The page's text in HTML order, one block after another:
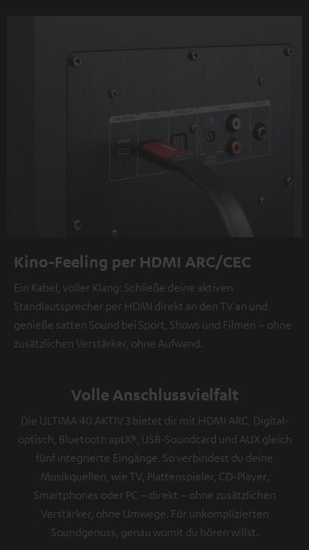
Kino-Feeling per HDMI ARC/CEC
Ein Kabel, voller Klang: Schließe deine aktiven
Standlautsprecher per HDMI direkt an den TV an und
genieße satten Sound bei Sport, Shows und Filmen – ohne
zusätzlichen Verstärker, ohne Aufwand.
Volle Anschlussvielfalt
Die ULTIMA 40 AKTIV 3 bietet dir mit HDMI ARC, Digital-
optisch, Bluetooth aptX®, USB-Soundcard und AUX gleich
fünf integrierte Eingänge. So verbindest du deine
Musikquellen, wie TV, Plattenspieler, CD-Player,
Smartphones oder PC – direkt – ohne zusätzlichen
Verstärker, ohne Umwege. Für unkomplizierten
Soundgenuss, genau womit du hören willst.